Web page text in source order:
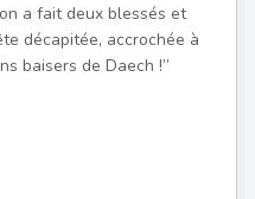
a fait deux blessés et
décapitée, accrochée à
baisers de Daech !”